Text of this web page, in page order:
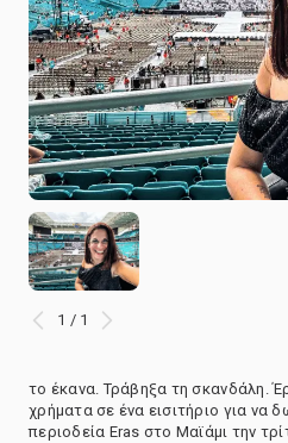
1 / 1
το έκανα. Τράβηξα τη σκανδάλη.
χρήματα σε ένα εισιτήριο για να
περιοδεία Eras στο Μαϊάμι την